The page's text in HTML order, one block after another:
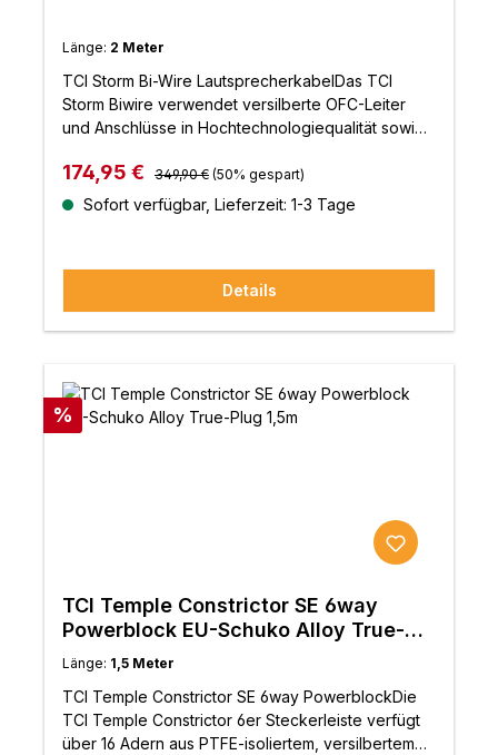
Länge: 2 Meter
TCI Storm Bi-Wire LautsprecherkabelDas TCI
Storm Biwire verwendet versilberte OFC-Leiter
und Anschlüsse in Hochtechnologiequalität sowie
neutral und dynamisch klingendes Kabel und
vermittelt dennoch den selten erreichten Eindruck
sauerstofffreie Leiter von 57/0,20mmUmmantelt mit
flammhemmendem SuperthaneBiwire-Aufbau
Verkaufspreis:
174,95 € Regulärer Preis:
349,90 € (50% gespart)
Sofort verfügbar, Lieferzeit: 1-3 Tage
Details
Rabatt
%
TCI Temple Constrictor SE 6way
Powerblock EU-Schuko Alloy True-
Plug 1,5m
Länge: 1,5 Meter
TCI Temple Constrictor SE 6way PowerblockDie
TCI Temple Constrictor 6er Steckerleiste verfügt
über 16 Adern aus PTFE-isoliertem, versilbertem